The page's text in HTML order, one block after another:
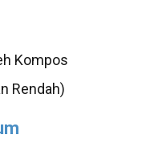
Kompos
Rendah)